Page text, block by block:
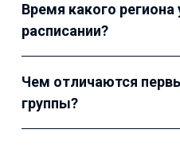
Время какого региона
расписании?
Чем отличаются
группы?